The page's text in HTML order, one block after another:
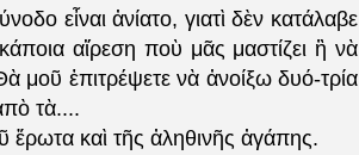
εἶναι ἀνίατο, γιατὶ δὲν κατάλαβε
αἵρεση ποὺ μᾶς μαστίζει ἢ νὰ
μοῦ ἐπιτρέψετε νὰ ἀνοίξω δυό-τρία
τὰ....
ἔρωτα καὶ τῆς ἀληθινῆς ἀγάπης.